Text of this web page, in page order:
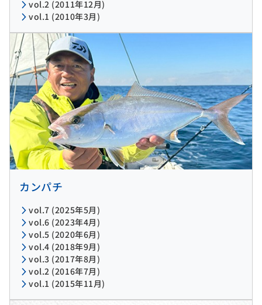
vol.2 (2011年12月)
vol.1 (2010年3月)
カンパチ
vol.7 (2025年5月)
vol.6 (2023年4月)
vol.5 (2020年6月)
vol.4 (2018年9月)
vol.3 (2017年8月)
vol.2 (2016年7月)
vol.1 (2015年11月)